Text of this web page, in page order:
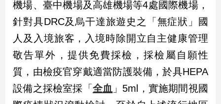
築/
室
內
設
遊/
美
機場、臺中機場及高雄機場等4處國際機場，
針對具DRC及烏干達旅遊史之「無症狀」國
人及入境旅客，入境時除開立自主健康管理
敬告單外，提供免費採檢，採檢屬自願性
質，由檢疫官穿戴適當防護裝備，於具HEPA
設備之採檢室採「全血 」5ml，實施期間視國